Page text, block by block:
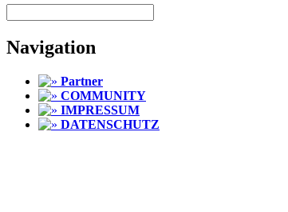
Navigation
Partner
COMMUNITY
IMPRESSUM
DATENSCHUTZ